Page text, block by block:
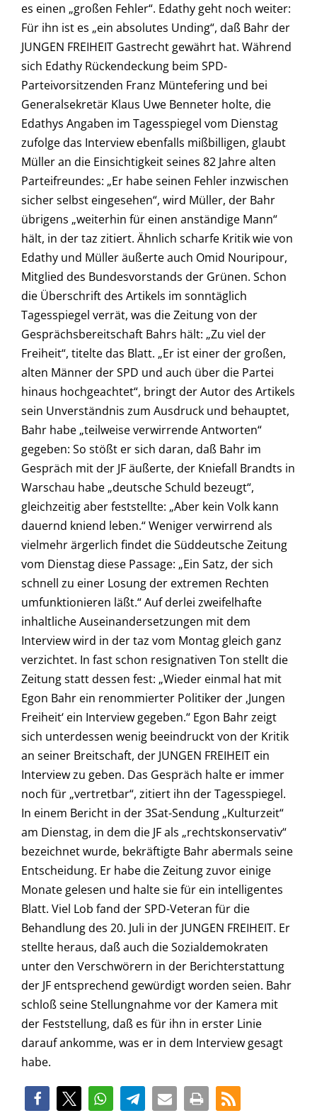
es einen „großen Fehler“. Edathy geht noch weiter:
Für ihn ist es „ein absolutes Unding“, daß Bahr der
JUNGEN FREIHEIT Gastrecht gewährt hat. Während
sich Edathy Rückendeckung beim SPD-
Parteivorsitzenden Franz Müntefering und bei
Generalsekretär Klaus Uwe Benneter holte, die
Edathys Angaben im Tagesspiegel vom Dienstag
zufolge das Interview ebenfalls mißbilligen, glaubt
Müller an die Einsichtigkeit seines 82 Jahre alten
Parteifreundes: „Er habe seinen Fehler inzwischen
sicher selbst eingesehen“, wird Müller, der Bahr
übrigens „weiterhin für einen anständige Mann“
hält, in der taz zitiert. Ähnlich scharfe Kritik wie von
Edathy und Müller äußerte auch Omid Nouripour,
Mitglied des Bundesvorstands der Grünen. Schon
die Überschrift des Artikels im sonntäglich
Tagesspiegel verrät, was die Zeitung von der
Gesprächsbereitschaft Bahrs hält: „Zu viel der
Freiheit“, titelte das Blatt. „Er ist einer der großen,
alten Männer der SPD und auch über die Partei
hinaus hochgeachtet“, bringt der Autor des Artikels
sein Unverständnis zum Ausdruck und behauptet,
Bahr habe „teilweise verwirrende Antworten“
gegeben: So stößt er sich daran, daß Bahr im
Gespräch mit der JF äußerte, der Kniefall Brandts in
Warschau habe „deutsche Schuld bezeugt“,
gleichzeitig aber feststellte: „Aber kein Volk kann
dauernd kniend leben.“ Weniger verwirrend als
vielmehr ärgerlich findet die Süddeutsche Zeitung
vom Dienstag diese Passage: „Ein Satz, der sich
schnell zu einer Losung der extremen Rechten
umfunktionieren läßt.“ Auf derlei zweifelhafte
inhaltliche Auseinandersetzungen mit dem
Interview wird in der taz vom Montag gleich ganz
verzichtet. In fast schon resignativen Ton stellt die
Zeitung statt dessen fest: „Wieder einmal hat mit
Egon Bahr ein renommierter Politiker der ‚Jungen
Freiheit‘ ein Interview gegeben.“ Egon Bahr zeigt
sich unterdessen wenig beeindruckt von der Kritik
an seiner Breitschaft, der JUNGEN FREIHEIT ein
Interview zu geben. Das Gespräch halte er immer
noch für „vertretbar“, zitiert ihn der Tagesspiegel.
In einem Bericht in der 3Sat-Sendung „Kulturzeit“
am Dienstag, in dem die JF als „rechtskonservativ“
bezeichnet wurde, bekräftigte Bahr abermals seine
Entscheidung. Er habe die Zeitung zuvor einige
Monate gelesen und halte sie für ein intelligentes
Blatt. Viel Lob fand der SPD-Veteran für die
Behandlung des 20. Juli in der JUNGEN FREIHEIT. Er
stellte heraus, daß auch die Sozialdemokraten
unter den Verschwörern in der Berichterstattung
der JF entsprechend gewürdigt worden seien. Bahr
schloß seine Stellungnahme vor der Kamera mit
der Feststellung, daß es für ihn in erster Linie
darauf ankomme, was er in dem Interview gesagt
habe.